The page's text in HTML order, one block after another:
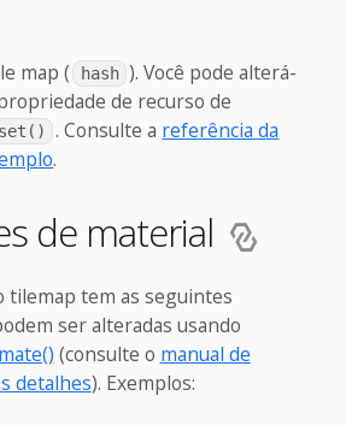
map ( hash ). Você pode alterá-
de recurso de
. Consulte a referência da
.
de material
tilemap tem as seguintes
ser alteradas usando
(consulte o manual de
detalhes). Exemplos: